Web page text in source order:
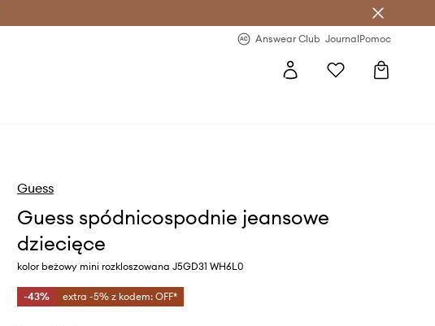
Answear Club JournalPomoc
Guess
Guess spódnicospodnie jeansowe
dziecięce
kolor beżowy mini rozkloszowana J5GD31 WH6L0
-43% extra -5% z kodem: OFF*